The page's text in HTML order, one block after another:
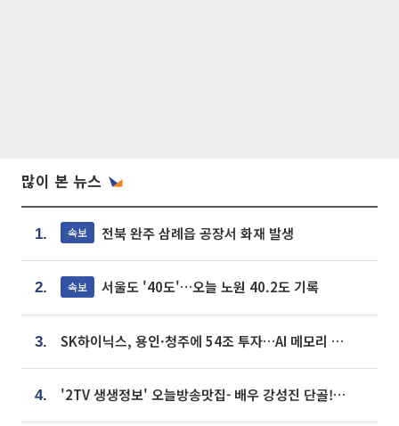
많이 본 뉴스
1. 속보 전북 완주 삼례읍 공장서 화재 발생
2. 속보 서울도 '40도'…오늘 노원 40.2도 기록
3. SK하이닉스, 용인·청주에 54조 투자…AI 메모리 생산기지 키운다
4. '2TV 생생정보' 오늘방송맛집- 배우 강성진 단골! 쌀국수ㆍ푸팟퐁 커리 맛집 '블○○○'